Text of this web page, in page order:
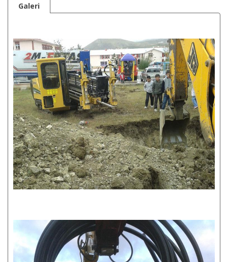
Galeri